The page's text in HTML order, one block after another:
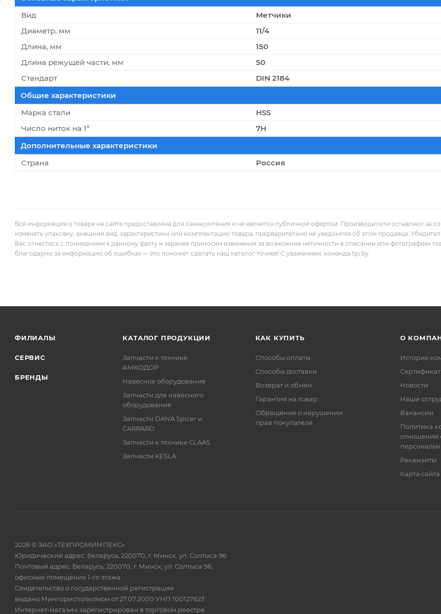
Вид
Метчики
Диаметр, мм
11/4
Длина, мм
150
Длина режущей части, мм
50
Стандарт
DIN 2184
Общие характеристики
Марка стали
HSS
Число ниток на 1°
7Н
Дополнительные характеристики
Страна
Россия
Вся информация о товаре на сайте предоставлена для ознакомления и не является публичной офертой. Производители оставляют за
изменять упаковку, внешний вид, характеристики или комплектацию товара, предварительно не уведомляя об этом продавца.
Вас отнестись с пониманием к данному факту и заранее приносим извинения за возможные неточности в описании или фотографиях
благодарны за информацию об ошибках — это поможет сделать наш каталог точнее! С уважением, команда tpi.by.
ФИЛИАЛЫ
СЕРВИС
БРЕНДЫ
КАТАЛОГ ПРОДУКЦИИ
Запчасти к технике
АМКОДОР
Навесное оборудование
Запчасти для навесного
оборудования
Запчасти DANA Spicer и
CARRARO
Запчасти к технике CLAAS
Запчасти KESLA
КАК КУПИТЬ
Способы оплаты
Способы доставки
Возврат и обмен
Гарантия на товар
Обращение о нарушении
прав покупателя
О
История
Новости
Наши
Вакансии
Политика
отношении
Реквизиты
Карта сайта
2026 © ЗАО «ТЕХПРОМИМПЕКС»
Юридический адрес: Беларусь, 220070, г. Минск, ул. Солтыса 96
Почтовый адрес: Беларусь, 220070, г. Минск, ул. Солтыса 96,
офисные помещения 1-го этажа
Свидетельство о государственной регистрации
выдано Мингорисполкомом от 27.07.2000 УНП 100127623
Интернет-магазин зарегистрирован в торговом реестре